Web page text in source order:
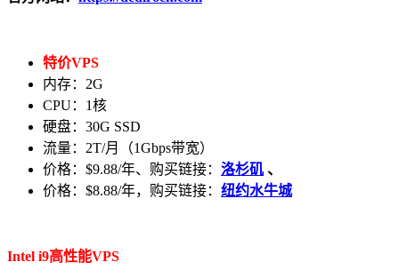
特价VPS
内存：2G
CPU：1核
硬盘：30G SSD
流量：2T/月（1Gbps带宽）
价格：$9.88/年、购买链接： 洛杉矶 、
价格：$8.88/年，购买链接： 纽约水牛城
Intel i9高性能VPS